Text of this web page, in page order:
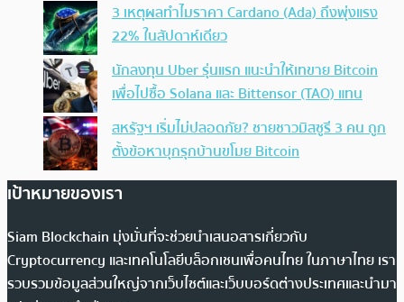
3 เหตุผลทำไมราคา Cardano (Ada) ถึงพุ่งแรง
22% ในสัปดาห์เดียว
นักลงทุน Uber รุ่นแรก แนะนำให้เทขาย Bitcoin
เพื่อไปซื้อ Solana และ Bittensor (TAO) แทน
สหรัฐฯ เริ่มไม่ปลอดภัย? ชายชาวมิสซูรี 3 คน ถูก
ตั้งข้อหาบุกรุกบ้านขโมย Bitcoin
เป้าหมายของเรา
Siam Blockchain มุ่งมั่นที่จะช่วยนำเสนอสารเกี่ยวกับ
Cryptocurrency และเทคโนโลยีบล็อกเชนเพื่อคนไทย ในภาษาไทย เรา
รวบรวมข้อมูลส่วนใหญ่จากเว็บไซต์และเว็บบอร์ดต่างประเทศและนำมา